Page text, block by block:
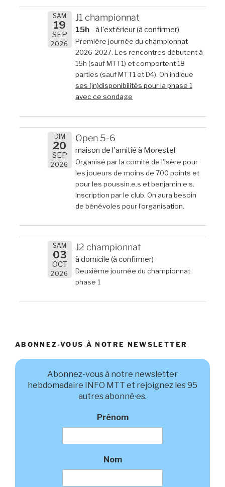
SAM
19
SEP
2026
J1 championnat
15h à l'extérieur (à confirmer)
Première journée du championnat
2026-2027. Les rencontres débutent à
15h (sauf MTT1) et comportent 18
parties (sauf MTT1 et D4). On indique
ses (in)disponibilités pour la phase 1
avec ce sondage
DIM
20
SEP
2026
Open 5-6
maison de l'amitié à Morestel
Organisé par la comité de l'Isère pour
les joueurs de moins de 700 points et
pour les poussin.e.s et benjamin.e.s.
Inscription par le club. On aura besoin
de bénévoles pour l'organisation.
SAM
03
OCT
2026
J2 championnat
à domicile (à confirmer)
Deuxième journée du championnat
phase 1
ABONNEZ-VOUS À NOTRE NEWSLETTER
Abonnez-vous à notre newsletter
hebdomadaire INFO MTT et rejoignez les 95
autres abonné·es.
Prénom
Nom